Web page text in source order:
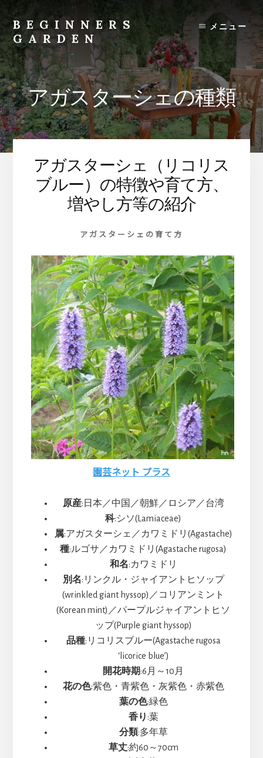
content
BEGINNERS
GARDEN
植
物
の
種
類
や
育
メニュー
アガスターシェの種類
アガスターシェ（リコリス
ブルー）の特徴や育て方、
増やし方等の紹介
アガスターシェの育て方
園芸ネット プラス
原産:日本／中国／朝鮮／ロシア／台湾
科:シソ(Lamiaceae)
属:アガスターシェ／カワミドリ(Agastache)
種:ルゴサ／カワミドリ(Agastache rugosa)
和名:カワミドリ
別名:リンクル・ジャイアントヒソップ
(wrinkled giant hyssop)／コリアンミント
(Korean mint)／パープルジャイアントヒソ
ップ(Purple giant hyssop)
品種:リコリスブルー(Agastache rugosa
‘licorice blue’)
開花時期:6月～10月
花の色:紫色・青紫色・灰紫色・赤紫色
葉の色:緑色
香り :葉
分類:多年草
草丈:約60～70cm